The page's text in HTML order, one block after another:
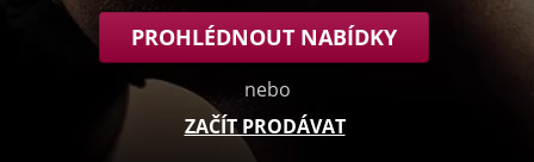
PROHLÉDNOUT NABÍDKY
nebo
ZAČÍT PRODÁVAT